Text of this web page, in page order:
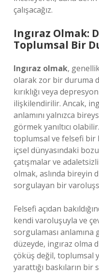
çalışacağız.
Ingıraz Olmak:
Toplumsal Bir
Ingıraz olmak,
olarak zor bir duruma
kırıklığı veya
ilişkilendirilir. Ancak,
anlamını yalnızca
görmek yanıltıcı
toplumsal ve felsefi bir
içsel dünyasındaki
çatışmalar ve
olmak, aslında bireyin
sorgulayan bir
Felsefi açıdan
kendi varoluşuyla ve
sorgulaması
düzeyde, ingıraz olma
çöküş değil, toplumsal
yarattığı baskıların